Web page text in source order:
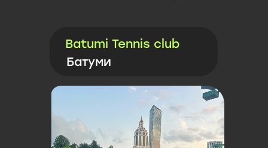
Batumi Tennis club
Батуми